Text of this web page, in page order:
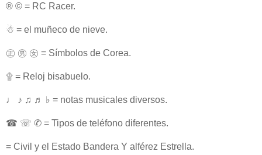
® © = RC Racer.
☃ = el muñeco de nieve.
㊣ ㊚ ㊛ = Símbolos de Corea.
۩ = Reloj bisabuelo.
♩ ♪ ♫ ♬ ♭ = notas musicales diversos.
☎ ☏ ✆ = Tipos de teléfono diferentes.
= Civil y el Estado Bandera Y alférez Estrella.